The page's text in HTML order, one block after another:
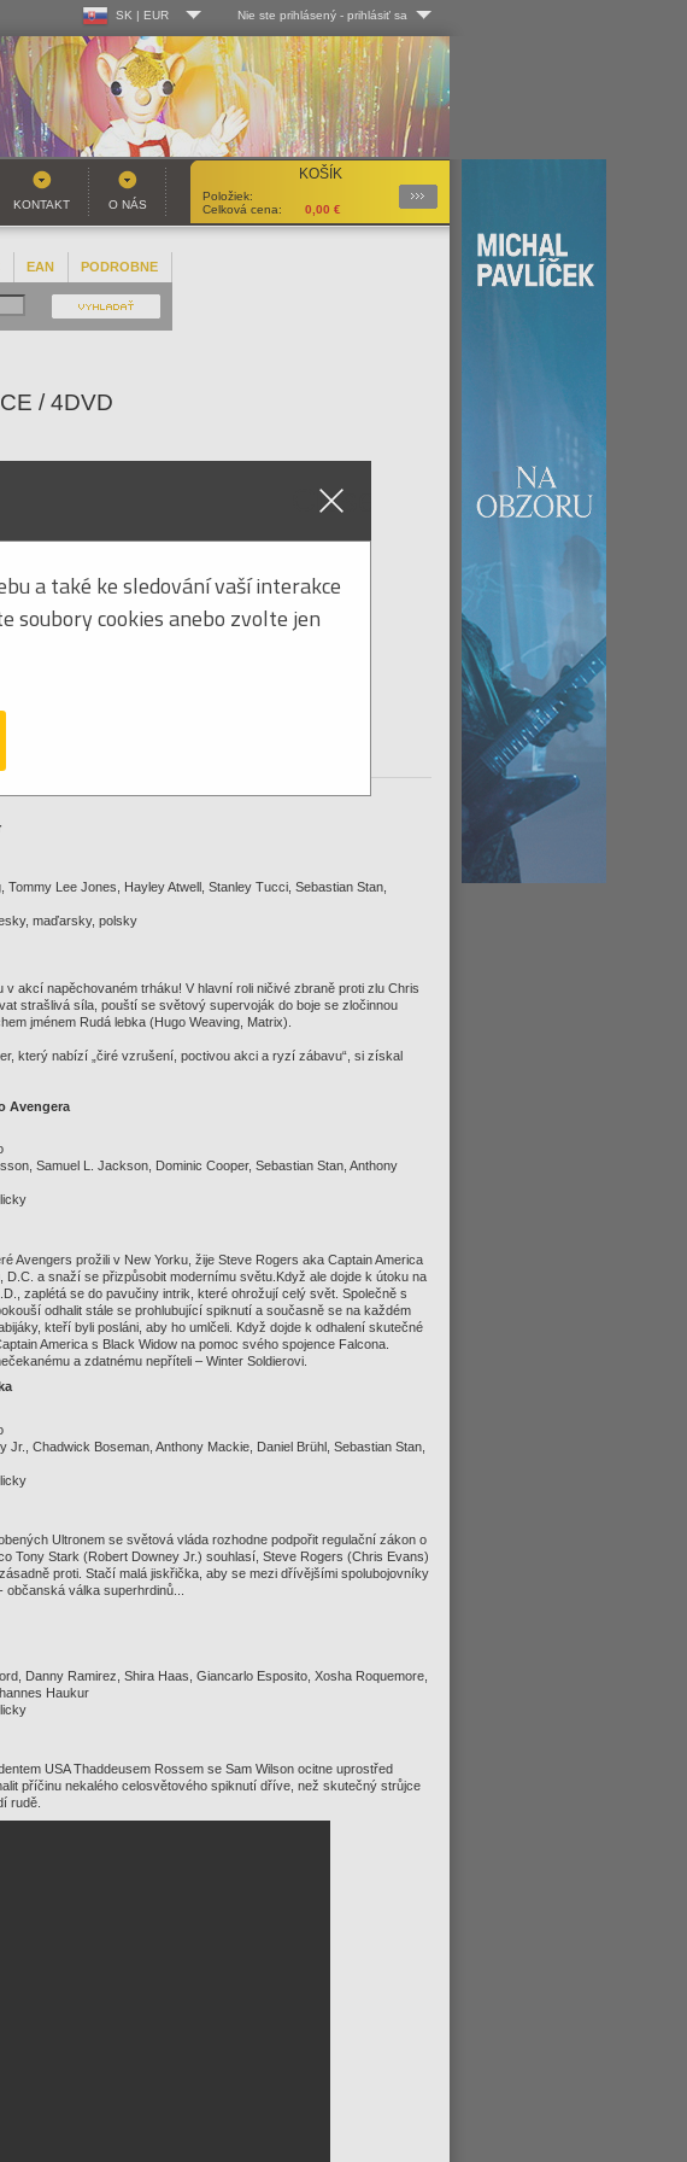
SK | EUR
CZ | Kč
SK | EUR
Nie ste prihlásený - prihlásiť sa
Log-in
Užív. meno:
Heslo:
Registrácia
KOŠÍK
Položiek:
Celková cena:
0,00 €
Podrobnosti
KONTAKT O NÁS
EAN PODROBNE
/ 4DVD
4DVD
Tommy Lee Jones, Hayley Atwell, Stanley Tucci, Sebastian Stan,
maďarsky, polsky
v akcí napěchovaném trháku! V hlavní roli ničivé zbraně proti zlu Chris
strašlivá síla, pouští se světový supervoják do boje se zločinnou
jménem Rudá lebka (Hugo Weaving, Matrix).
který nabízí „čiré vzrušení, poctivou akci a ryzí zábavu“, si získal
Avengera
Samuel L. Jackson, Dominic Cooper, Sebastian Stan, Anthony
Avengers prožili v New Yorku, žije Steve Rogers aka Captain America
D.C. a snaží se přizpůsobit modernímu světu.Když ale dojde k útoku na
zaplétá se do pavučiny intrik, které ohrožují celý svět. Společně s
odhalit stále se prohlubující spiknutí a současně se na každém
kteří byli posláni, aby ho umlčeli. Když dojde k odhalení skutečné
America s Black Widow na pomoc svého spojence Falcona.
a zdatnému nepříteli – Winter Soldierovi.
Jr., Chadwick Boseman, Anthony Mackie, Daniel Brühl, Sebastian Stan,
Ultronem se světová vláda rozhodne podpořit regulační zákon o
Tony Stark (Robert Downey Jr.) souhlasí, Steve Rogers (Chris Evans)
proti. Stačí malá jiskřička, aby se mezi dřívějšími spolubojovníky
válka superhrdinů...
Danny Ramirez, Shira Haas, Giancarlo Esposito, Xosha Roquemore,
Haukur
USA Thaddeusem Rossem se Sam Wilson ocitne uprostřed
příčinu nekalého celosvětového spiknutí dříve, než skutečný strůjce
rudě.
Close
a také ke sledování vaší interakce
soubory cookies anebo zvolte jen